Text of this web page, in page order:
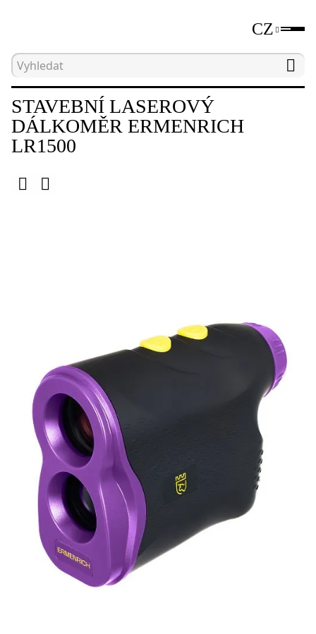
CZ
Hlavní strana
STAVEBNÍ LASEROVÝ
DÁLKOMĚR ERMENRICH
LR1500